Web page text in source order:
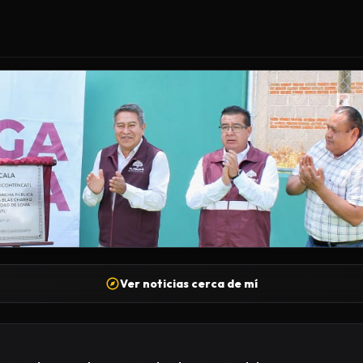
DE LA CANCHA BLAS «CHARRO» CARVAJAL,
Ver noticias cerca de mí